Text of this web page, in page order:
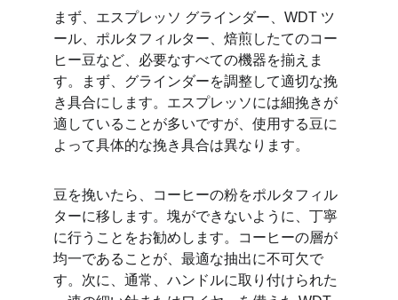
まず、エスプレッソ グラインダー、WDT ツ
ール、ポルタフィルター、焙煎したてのコー
ヒー豆など、必要なすべての機器を揃えま
す。まず、グラインダーを調整して適切な挽
き具合にします。エスプレッソには細挽きが
適していることが多いですが、使用する豆に
よって具体的な挽き具合は異なります。
豆を挽いたら、コーヒーの粉をポルタフィル
ターに移します。塊ができないように、丁寧
に行うことをお勧めします。コーヒーの層が
均一であることが、最適な抽出に不可欠で
す。次に、通常、ハンドルに取り付けられた